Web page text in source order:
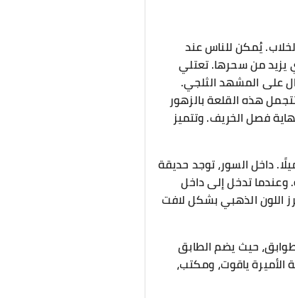
يُمكن للناس عند
يزيد من سحرها. تعتلي
على المشهد الثلجي.
هذه القلعة بالزهور
فصل الخريف. وتتميز
داخل السور، توجد حديقة
وعندما تدخل إلى داخل
اللون الذهبي بشكل لافت
حيث يضم الطابق
ياقوت، ومكتب،